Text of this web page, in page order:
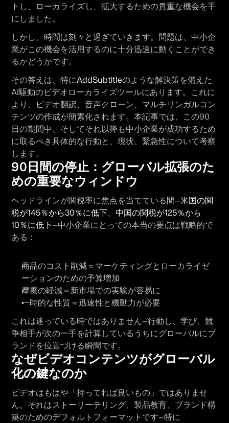
トし、ローカライズし、拡大するための貴重な機会を手
にしました。
しかし、時間は刻々と過ぎていきます。問題は、中小企
業がこの機会を活用するのに十分迅速に動くことができ
るかどうかです。
その答えは、特にAddSubtitleのような解決策を備えた
AI駆動のビデオローカライズツールにあります。これに
より、ビデオ翻訳、音声クローン、マルチリンガルコン
テンツの作成が簡素化されます。本記事では、この90
日の期間中、そしてそれ以降も中小企業が成功するため
に取るべき具体的な行動と、現状、緊急性について考察
します。
90日間の停止：グローバル拡張のた
めの重要なウィンドウ
ヘッドラインが関税率に焦点を当てている間—米国の関
税が145％から30％に低下、中国の関税が125％から
10％に低下—中小企業にとっての本当の要点は戦略的で
ある：
商品のコスト削減＝マーケティングとローカライゼ
ーションのための予算増加
摩擦の軽減＝新市場での実験が容易に
一時的な性質＝迅速性と機動力が必要
これは迷っている時ではありません—行動し、学び、競
争相手が次の一手を計算しているうちにグローバルにブ
ランドを位置づける瞬間です。
なぜビデオコンテンツがグローバル
化の鍵なのか
ビデオはもはや「持ってれば良いもの」ではありませ
ん。それはストーリーテリング、製品教育、ブランド構
築のためのデフォルトフォーマットです—特に